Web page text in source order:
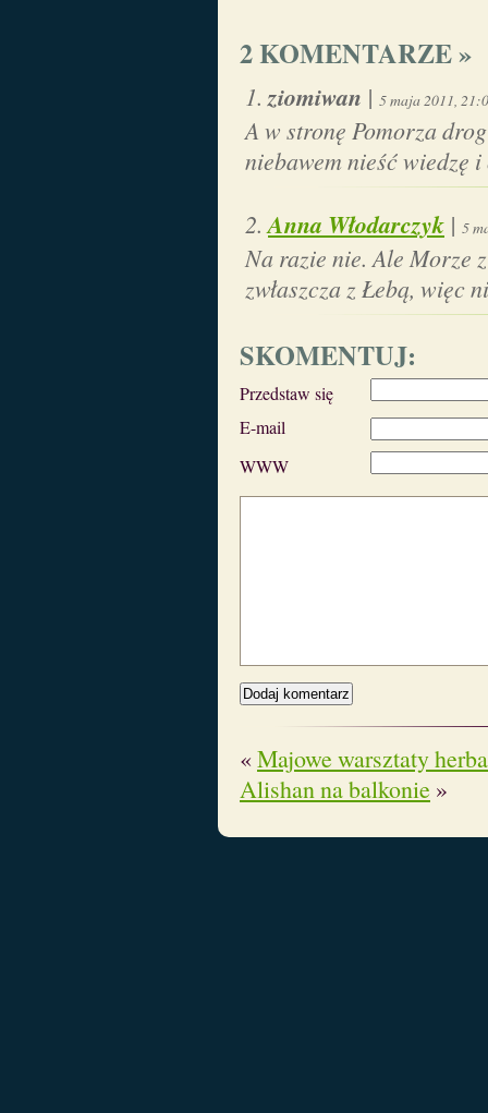
2 KOMENTARZE »
ziomiwan | 5 maja 2011,
A w stronę Pomorza
niebawem nieść wiedzę
Anna Włodarczyk | 5
Na razie nie. Ale Morze
zwłaszcza z Łebą, więc
SKOMENTUJ:
Przedstaw się
E-mail
WWW
«Majowe warsztaty
Alishan na balkonie »